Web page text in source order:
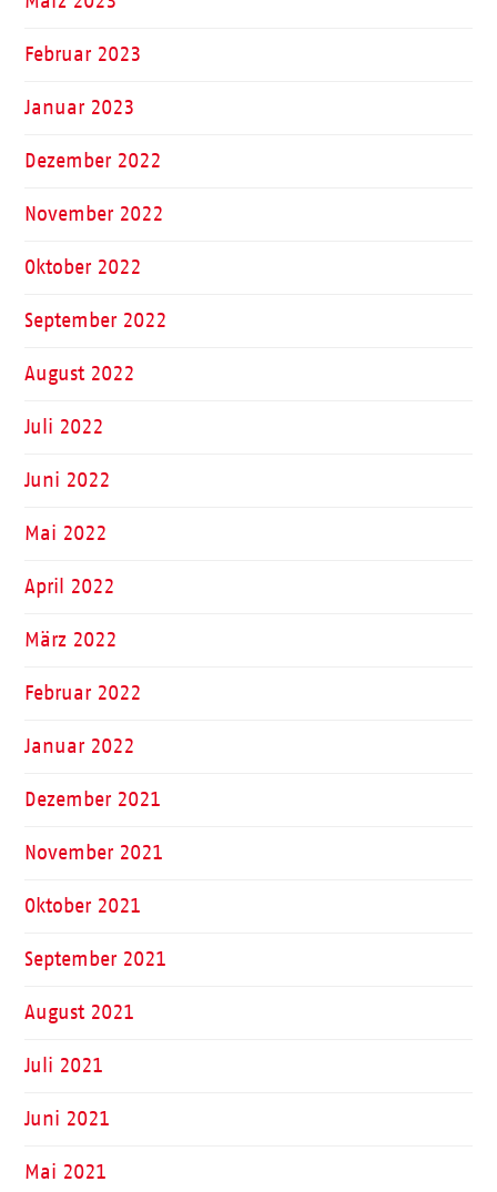
Februar 2023
Januar 2023
Dezember 2022
November 2022
Oktober 2022
September 2022
August 2022
Juli 2022
Juni 2022
Mai 2022
April 2022
März 2022
Februar 2022
Januar 2022
Dezember 2021
November 2021
Oktober 2021
September 2021
August 2021
Juli 2021
Juni 2021
Mai 2021